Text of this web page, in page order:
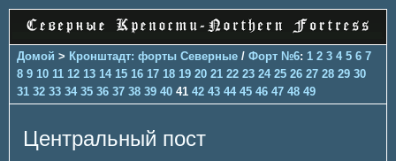
Домой > Кронштадт: форты Северные / Форт №6: 1 2 3 4 5 6 7
8 9 10 11 12 13 14 15 16 17 18 19 20 21 22 23 24 25 26 27 28 29 30
31 32 33 34 35 36 37 38 39 40 41 42 43 44 45 46 47 48 49
Центральный пост